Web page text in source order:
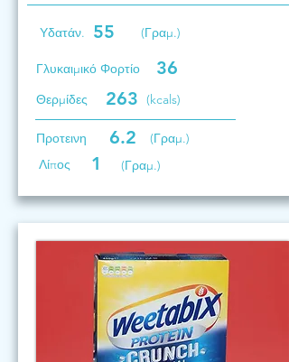
Υδατάν. 55 (Γραμ.)
Γλυκαιμικό Φορτίο 36
Θερμίδες 263 (kcals)
Προτεινη 6.2
(Γραμ.)
Λίπος
1 (Γραμ.)